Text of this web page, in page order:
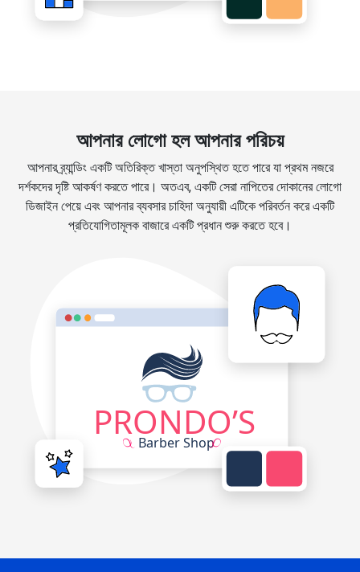
আপনার লোগো হল আপনার পরিচয়
আপনার ব্র্যান্ডিং একটি অতিরিক্ত খাস্তা অনুপস্থিত হতে পারে যা প্রথম নজরে
দর্শকদের দৃষ্টি আকর্ষণ করতে পারে। অতএব, একটি সেরা নাপিতের দোকানের লোগো
ডিজাইন পেয়ে এবং আপনার ব্যবসার চাহিদা অনুযায়ী এটিকে পরিবর্তন করে একটি
প্রতিযোগিতামূলক বাজারে একটি প্রধান শুরু করতে হবে।